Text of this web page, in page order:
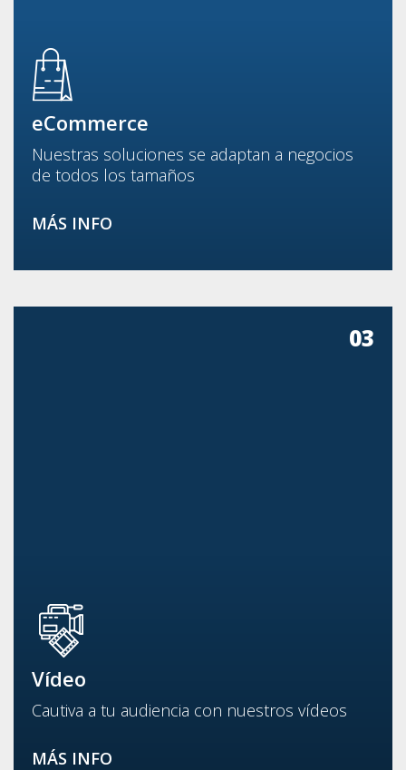
eCommerce
Nuestras soluciones se adaptan a negocios
de todos los tamaños
MÁS INFO
03
Vídeo
Cautiva a tu audiencia con nuestros vídeos
MÁS INFO